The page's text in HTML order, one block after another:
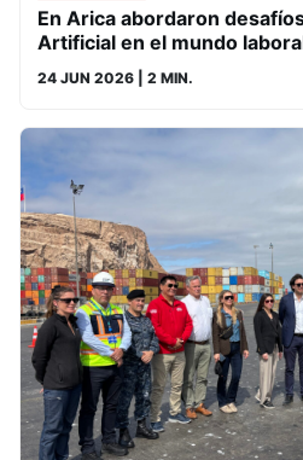
En Arica abordaron
Artificial en el mundo
24 JUN 2026 | 2 MIN.